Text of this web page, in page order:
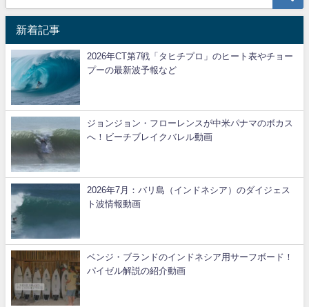
新着記事
2026年CT第7戦「タヒチプロ」のヒート表やチョー
プーの最新波予報など
ジョンジョン・フローレンスが中米パナマのボカス
へ！ビーチブレイクバレル動画
2026年7月：バリ島（インドネシア）のダイジェス
ト波情報動画
ベンジ・ブランドのインドネシア用サーフボード！
パイゼル解説の紹介動画